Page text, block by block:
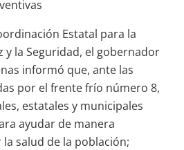
Estatal para la
y la Seguridad, el gobernador
informó que, ante las
por el frente frío número 8,
estatales y municipales
ayudar de manera
salud de la población;